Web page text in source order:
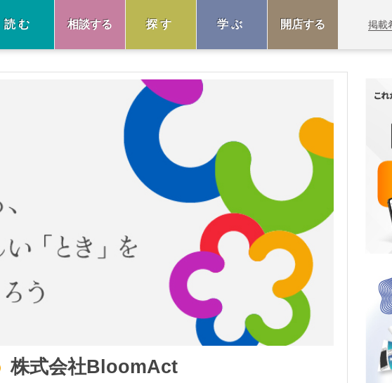
読む 相談する 探す 学ぶ 開店する 掲載
株式会社BloomAct